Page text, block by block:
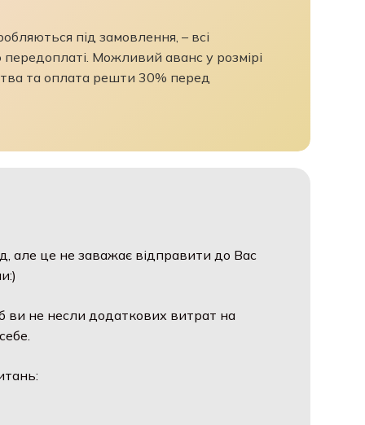
під замовлення, – всі
Можливий аванс у розмірі
та оплата решти 30% перед
але це не заважає відправити до Вас
не несли додаткових витрат на